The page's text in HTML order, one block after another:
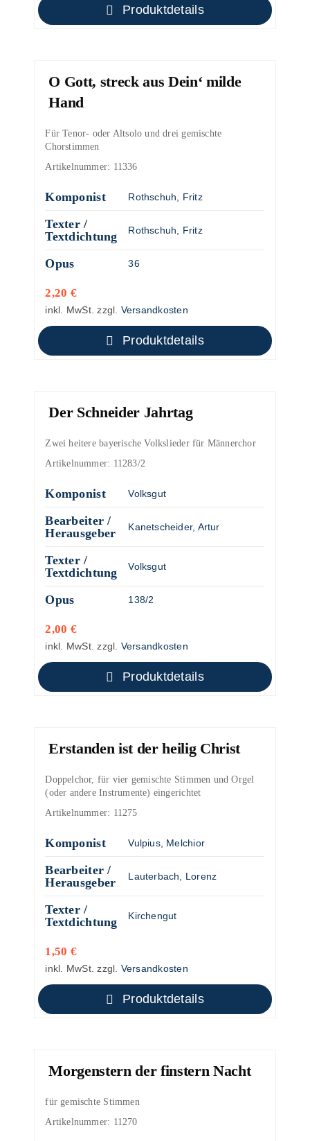
Produktdetails
O Gott, streck aus Dein‘ milde
Hand
Für Tenor- oder Altsolo und drei gemischte
Chorstimmen
Artikelnummer: 11336
Komponist Rothschuh, Fritz
Texter /
Textdichtung
Rothschuh, Fritz
Opus 36
2,20 €
inkl. MwSt. zzgl. Versandkosten
Produktdetails
Der Schneider Jahrtag
Zwei heitere bayerische Volkslieder für Männerchor
Artikelnummer: 11283/2
Komponist Volksgut
Bearbeiter /
Herausgeber
Kanetscheider, Artur
Texter /
Textdichtung
Volksgut
Opus 138/2
2,00 €
inkl. MwSt. zzgl. Versandkosten
Produktdetails
Erstanden ist der heilig Christ
Doppelchor, für vier gemischte Stimmen und Orgel
(oder andere Instrumente) eingerichtet
Artikelnummer: 11275
Komponist Vulpius, Melchior
Bearbeiter /
Herausgeber
Lauterbach, Lorenz
Texter /
Textdichtung
Kirchengut
1,50 €
inkl. MwSt. zzgl. Versandkosten
Produktdetails
Morgenstern der finstern Nacht
für gemischte Stimmen
Artikelnummer: 11270